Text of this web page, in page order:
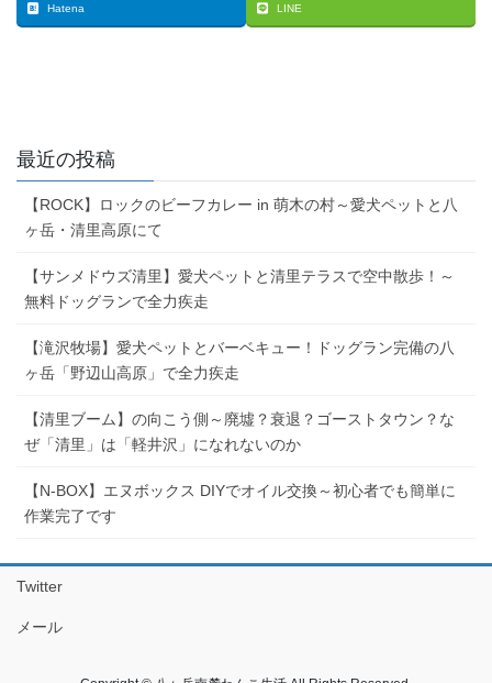
Hatena LINE
最近の投稿
【ROCK】ロックのビーフカレー in 萌木の村～愛犬ペットと八
ヶ岳・清里高原にて
【サンメドウズ清里】愛犬ペットと清里テラスで空中散歩！～
無料ドッグランで全力疾走
【滝沢牧場】愛犬ペットとバーベキュー！ドッグラン完備の八
ヶ岳「野辺山高原」で全力疾走
【清里ブーム】の向こう側～廃墟？衰退？ゴーストタウン？な
ぜ「清里」は「軽井沢」になれないのか
【N-BOX】エヌボックス DIYでオイル交換～初心者でも簡単に
作業完了です
Twitter
メール